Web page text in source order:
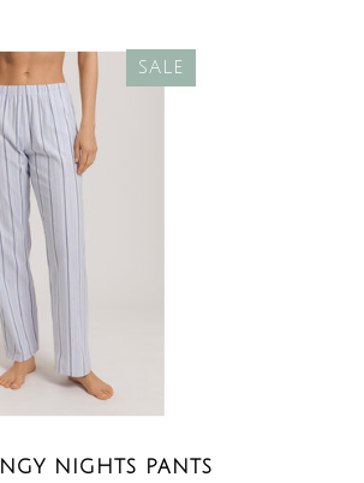
SALE
NIGHTS PANTS